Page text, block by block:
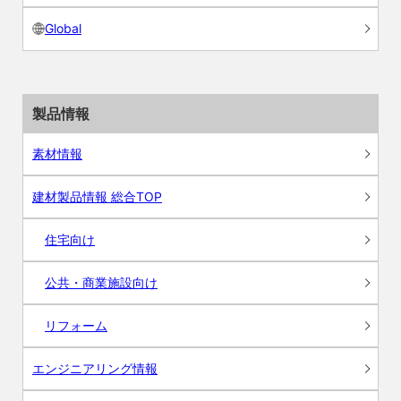
Global
製品情報
素材情報
建材製品情報 総合TOP
住宅向け
公共・商業施設向け
リフォーム
エンジニアリング情報